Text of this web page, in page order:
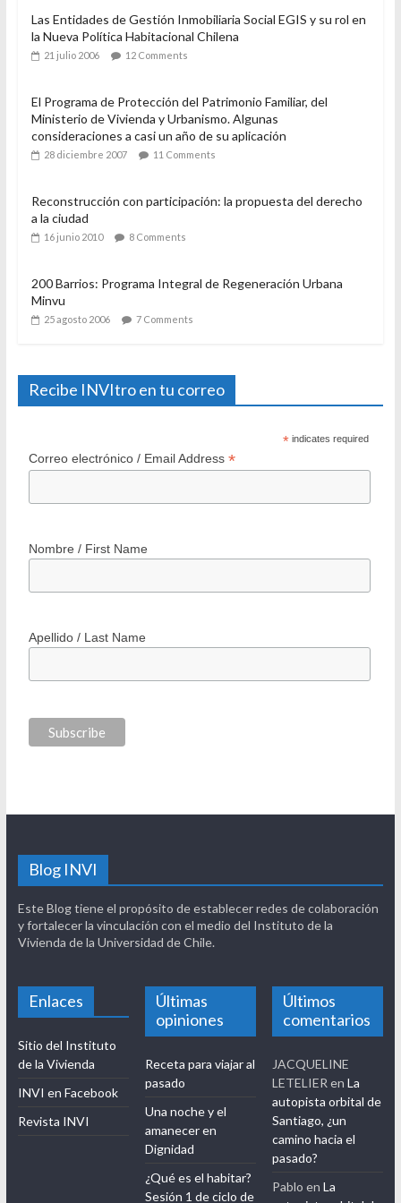
Popular
Inmobiliaria Social, EGIS.
2 junio 2009 14 Comments
21 julio 2006 12 Comments
consideraciones a casi un año de su aplicación
28 diciembre 2007
16 junio 2010 8 Comments
200 Barrios: Programa Integral de Regeneración Urbana
Minvu
25 agosto 2006 7 Comments
Recibe INVItro en tu correo
*indicates required
Blog INVI
Este Blog tiene el propósito de establecer redes de colaboración
y fortalecer la vinculación con el medio del Instituto de la
Vivienda de la Universidad de Chile.
Últimas
opiniones
Últimos